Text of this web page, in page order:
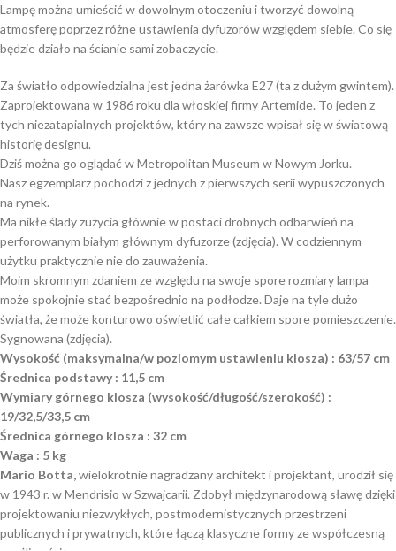
Lampę można umieścić w dowolnym otoczeniu i tworzyć dowolną
atmosferę poprzez różne ustawienia dyfuzorów względem siebie. Co się
będzie działo na ścianie sami zobaczycie.
Za światło odpowiedzialna jest jedna żarówka E27 (ta z dużym gwintem).
Zaprojektowana w 1986 roku dla włoskiej firmy Artemide. To jeden z
tych niezatapialnych projektów, który na zawsze wpisał się w światową
historię designu.
Dziś można go oglądać w Metropolitan Museum w Nowym Jorku.
Nasz egzemplarz pochodzi z jednych z pierwszych serii wypuszczonych
na rynek.
Ma nikłe ślady zużycia głównie w postaci drobnych odbarwień na
perforowanym białym głównym dyfuzorze (zdjęcia). W codziennym
użytku praktycznie nie do zauważenia.
Moim skromnym zdaniem ze względu na swoje spore rozmiary lampa
może spokojnie stać bezpośrednio na podłodze. Daje na tyle dużo
światła, że może konturowo oświetlić całe całkiem spore pomieszczenie.
Sygnowana (zdjęcia).
Wysokość (maksymalna/w poziomym ustawieniu klosza) : 63/57 cm
Średnica podstawy : 11,5 cm
Wymiary górnego klosza (wysokość/długość/szerokość) :
19/32,5/33,5 cm
Średnica górnego klosza : 32 cm
Waga : 5 kg
Mario Botta,wielokrotnie nagradzany architekt i projektant, urodził się
w 1943 r. w Mendrisio w Szwajcarii. Zdobył międzynarodową sławę dzięki
projektowaniu niezwykłych, postmodernistycznych przestrzeni
publicznych i prywatnych, które łączą klasyczne formy ze współczesną